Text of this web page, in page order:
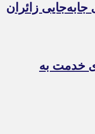
جابه‌جایی زائران
خدمت به